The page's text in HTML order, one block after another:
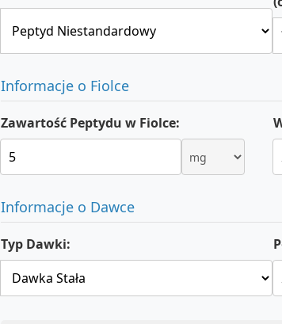
Informacje o Fiolce
Zawartość Peptydu w Fiolce:
Informacje o Dawce
Typ Dawki: